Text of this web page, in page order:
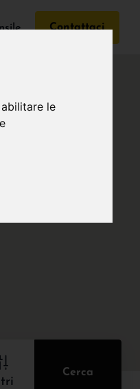
le
Contattaci
Cerca